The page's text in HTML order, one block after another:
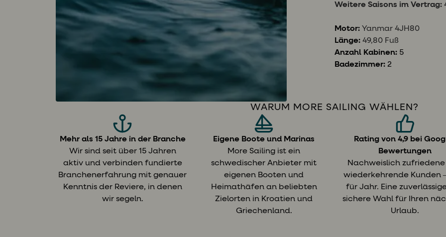
Weitere Saisons im Vertrag:
Motor: Yanmar 4JH80
Länge: 49,80 Fuß
Anzahl Kabinen:5
Badezimmer: 2
WARUM MORE SAILING WÄHLEN?
Mehr als 15 Jahre in der Branche
Wir sind seit über 15 Jahren
aktiv und verbinden fundierte
Branchenerfahrung mit genauer
Kenntnis der Reviere, in denen
wir segeln.
Eigene Boote und Marinas
More Sailing ist ein
schwedischer Anbieter mit
eigenen Booten und
Heimathäfen an beliebten
Zielorten in Kroatien und
Griechenland.
Rating von 4,9 bei
Bewertungen
Nachweislich
wiederkehrende Kunden
für Jahr. Eine
sichere Wahl für Ihren
Urlaub.